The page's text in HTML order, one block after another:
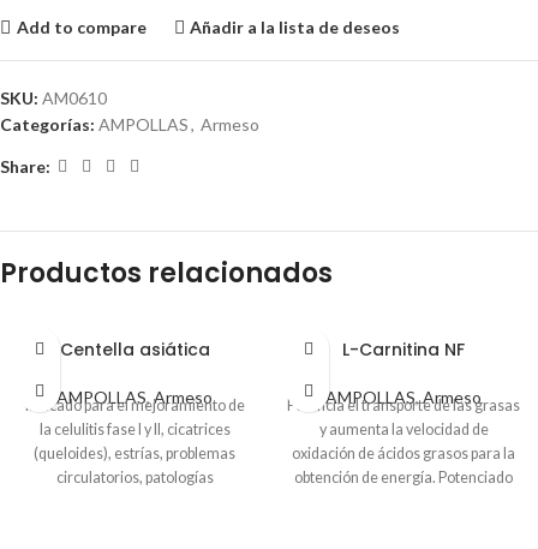
Add to compare Añadir a la lista de deseos
SKU: AM0610
Categorías: AMPOLLAS, Armeso
Share:
Productos relacionados
Centella asiática
AMPOLLAS,Armeso
Indicado para el mejoramiento de
la celulitis fase I y II, cicatrices
(queloides), estrías, problemas
circulatorios, patologías
L-Carnitina NF
AMPOLLAS,Armeso
Potencia el transporte de las grasas
y aumenta la velocidad de
oxidación de ácidos grasos para la
obtención de energía. Potenciado